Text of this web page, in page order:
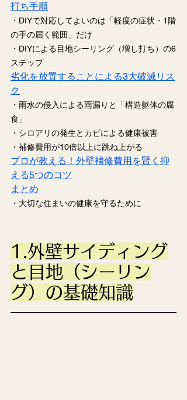
打ち手順
・DIYで対応してよいのは「軽度の症状・1階
の手の届く範囲」だけ
・DIYによる目地シーリング（増し打ち）の6
ステップ
劣化を放置することによる3大破滅リス
ク
・雨水の侵入による雨漏りと「構造躯体の腐
食」
・シロアリの発生とカビによる健康被害
・補修費用が10倍以上に跳ね上がる
プロが教える！外壁補修費用を賢く抑
える5つのコツ
まとめ
・大切な住まいの健康を守るために
1.外壁サイディング
と目地（シーリン
グ）の基礎知識